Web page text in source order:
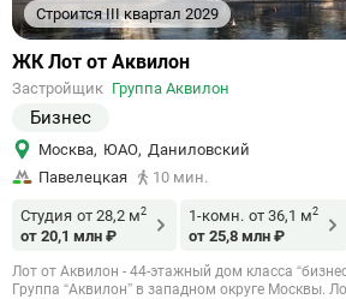
Строится III квартал 2029
Ссылка
объект
ЖК Лот от Аквилон
Застройщик Группа Аквилон
Бизнес
Москва, ЮАО, Даниловский
Павелецкая
10 мин.
Студия от 28,2 м2
от 20,1 млн ₽
1-комн. от 36,1 м2
от 25,8 млн ₽
Лот от Аквилон - 44-этажный дом класса
Группа “Аквилон” в западном округе Москвы.